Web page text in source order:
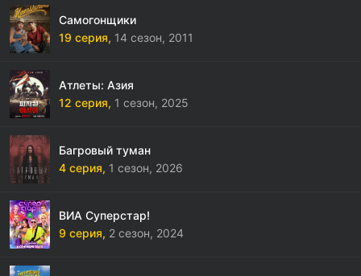
Самогонщики
19 серия, 14 сезон, 2011
Атлеты: Азия
12 серия, 1 сезон, 2025
Багровый туман
4 серия, 1 сезон, 2026
ВИА Суперстар!
9 серия, 2 сезон, 2024